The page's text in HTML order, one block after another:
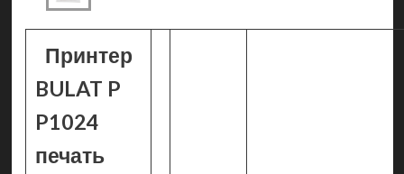
Принтер
BULAT P
P1024
печать